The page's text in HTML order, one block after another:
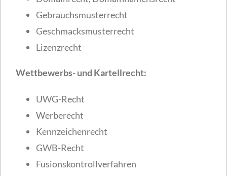
Gebrauchsmusterrecht
Geschmacksmusterrecht
Lizenzrecht
Wettbewerbs- und Kartellrecht:
UWG-Recht
Werberecht
Kennzeichenrecht
GWB-Recht
Fusionskontrollverfahren